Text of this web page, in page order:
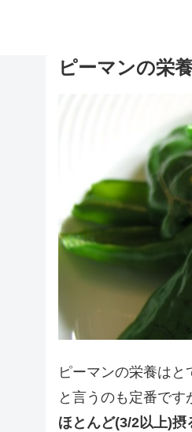
ピーマンの栄
ピーマンの栄養は
と言うのも定番です
ほとんど(3/2以上)摂